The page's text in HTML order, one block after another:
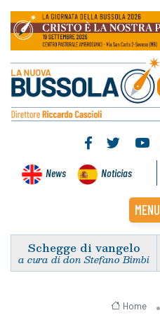
News Noticias
MENU
Schegge di vangelo
a cura di don Stefano Bimbi
Home